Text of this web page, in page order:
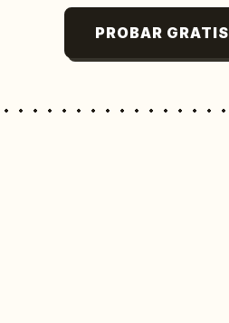
PROBAR GRATIS